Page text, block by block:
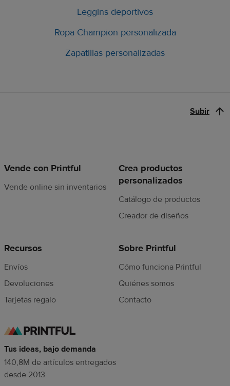
Leggins deportivos
Ropa Champion personalizada
Zapatillas personalizadas
Subir
Vende con Printful
Vende online sin inventarios
Crea productos
personalizados
Catálogo de productos
Creador de diseños
Recursos
Envíos
Devoluciones
Tarjetas regalo
Sobre Printful
Cómo funciona Printful
Quiénes somos
Contacto
Tus ideas, bajo demanda
140,8M de artículos entregados
desde 2013